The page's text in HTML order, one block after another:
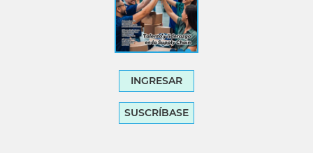
INGRESAR
SUSCRÍBASE